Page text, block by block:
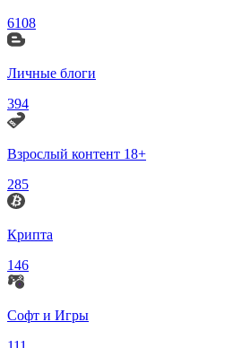
6108
Личные блоги
394
Взрослый контент 18+
285
Крипта
146
Софт и Игры